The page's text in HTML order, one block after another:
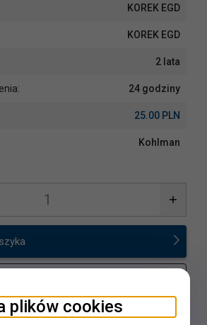
KOREK EGD
KOREK EGD
2 lata
24 godziny
25.00 PLN
Kohlman
plików cookies